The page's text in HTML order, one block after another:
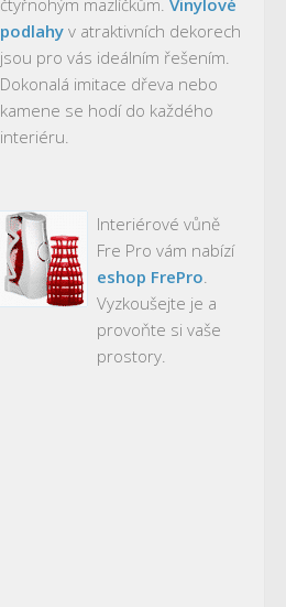
čtyřnohým mazlíčkům. Vinylové
podlahy v atraktivních dekorech
jsou pro vás ideálním řešením.
Dokonalá imitace dřeva nebo
kamene se hodí do každého
interiéru.
Interiérové vůně
Fre Pro vám nabízí
eshop FrePro.
Vyzkoušejte je a
provoňte si vaše
prostory.